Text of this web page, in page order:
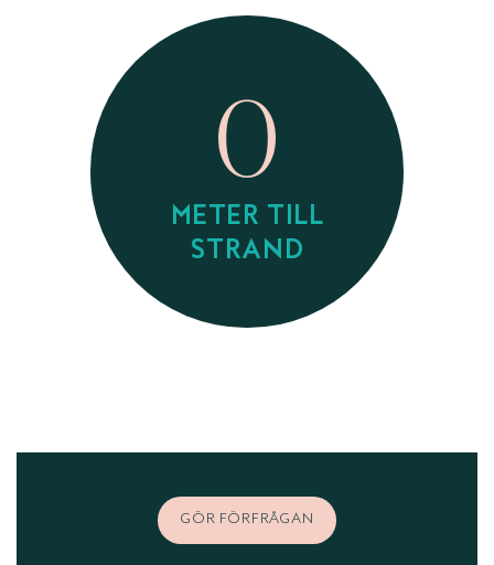
0
METER TILL
STRAND
GÖR FÖRFRÅGAN